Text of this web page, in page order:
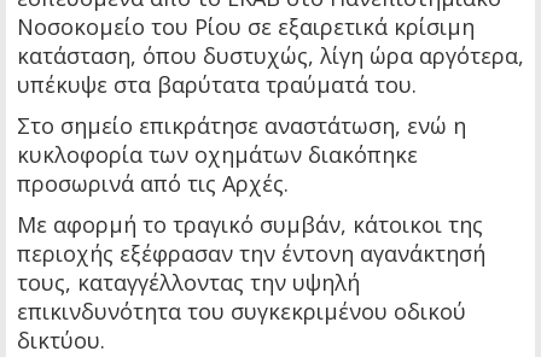
Νοσοκομείο του Ρίου σε εξαιρετικά κρίσιμη
κατάσταση, όπου δυστυχώς, λίγη ώρα αργότερα,
υπέκυψε στα βαρύτατα τραύματά του.
Στο σημείο επικράτησε αναστάτωση, ενώ η
κυκλοφορία των οχημάτων διακόπηκε
προσωρινά από τις Αρχές.
Με αφορμή το τραγικό συμβάν, κάτοικοι της
περιοχής εξέφρασαν την έντονη αγανάκτησή
τους, καταγγέλλοντας την υψηλή
επικινδυνότητα του συγκεκριμένου οδικού
δικτύου.